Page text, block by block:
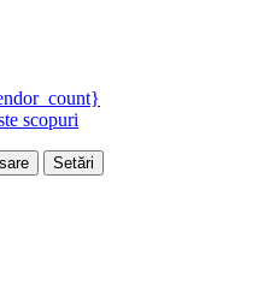
scopuri
Setări